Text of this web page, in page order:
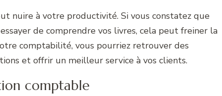
nuire à votre productivité. Si vous constatez que
de comprendre vos livres, cela peut freiner la
comptabilité, vous pourriez retrouver des
et offrir un meilleur service à vos clients.
comptable